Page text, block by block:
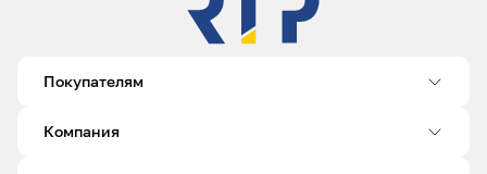
Покупателям
Компания